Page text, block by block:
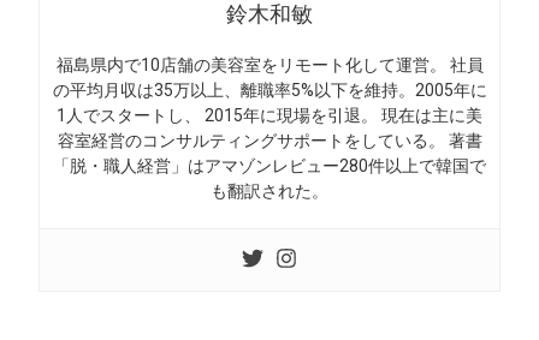
鈴木和敏
福島県内で10店舗の美容室をリモート化して運営。 社員
の平均月収は35万以上、離職率5%以下を維持。2005年に
1人でスタートし、 2015年に現場を引退。 現在は主に美
容室経営のコンサルティングサポートをしている。 著書
「脱・職人経営」はアマゾンレビュー280件以上で韓国で
も翻訳された。